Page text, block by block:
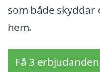
som både
hem.
Få 3